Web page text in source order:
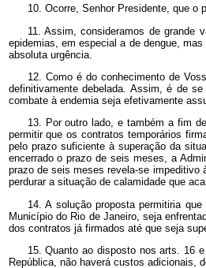
10. Ocorre, Senhor Presidente, que o
11. Assim, consideramos de grande
epidemias, em especial a de dengue,
absoluta urgência.
12. Como é do conhecimento de
definitivamente debelada. Assim, é de
combate à endemia seja efetivamente
13. Por outro lado, e também a fim
permitir que os contratos temporários
pelo prazo suficiente à superação da
encerrado o prazo de seis meses, a
prazo de seis meses revela-se impeditivo
perdurar a situação de calamidade que
14. A solução proposta permitiria
Município do Rio de Janeiro, seja
dos contratos já firmados até que seja
15. Quanto ao disposto nos arts. 16
República, não haverá custos adicionais,